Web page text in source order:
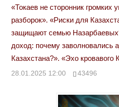
«Токаев не сторонник громких
разборок». «Риски для
защищают семью
доход: почему заволновались
Казахстана?». «Эхо кровавого
28.01.2025 12:00 43496